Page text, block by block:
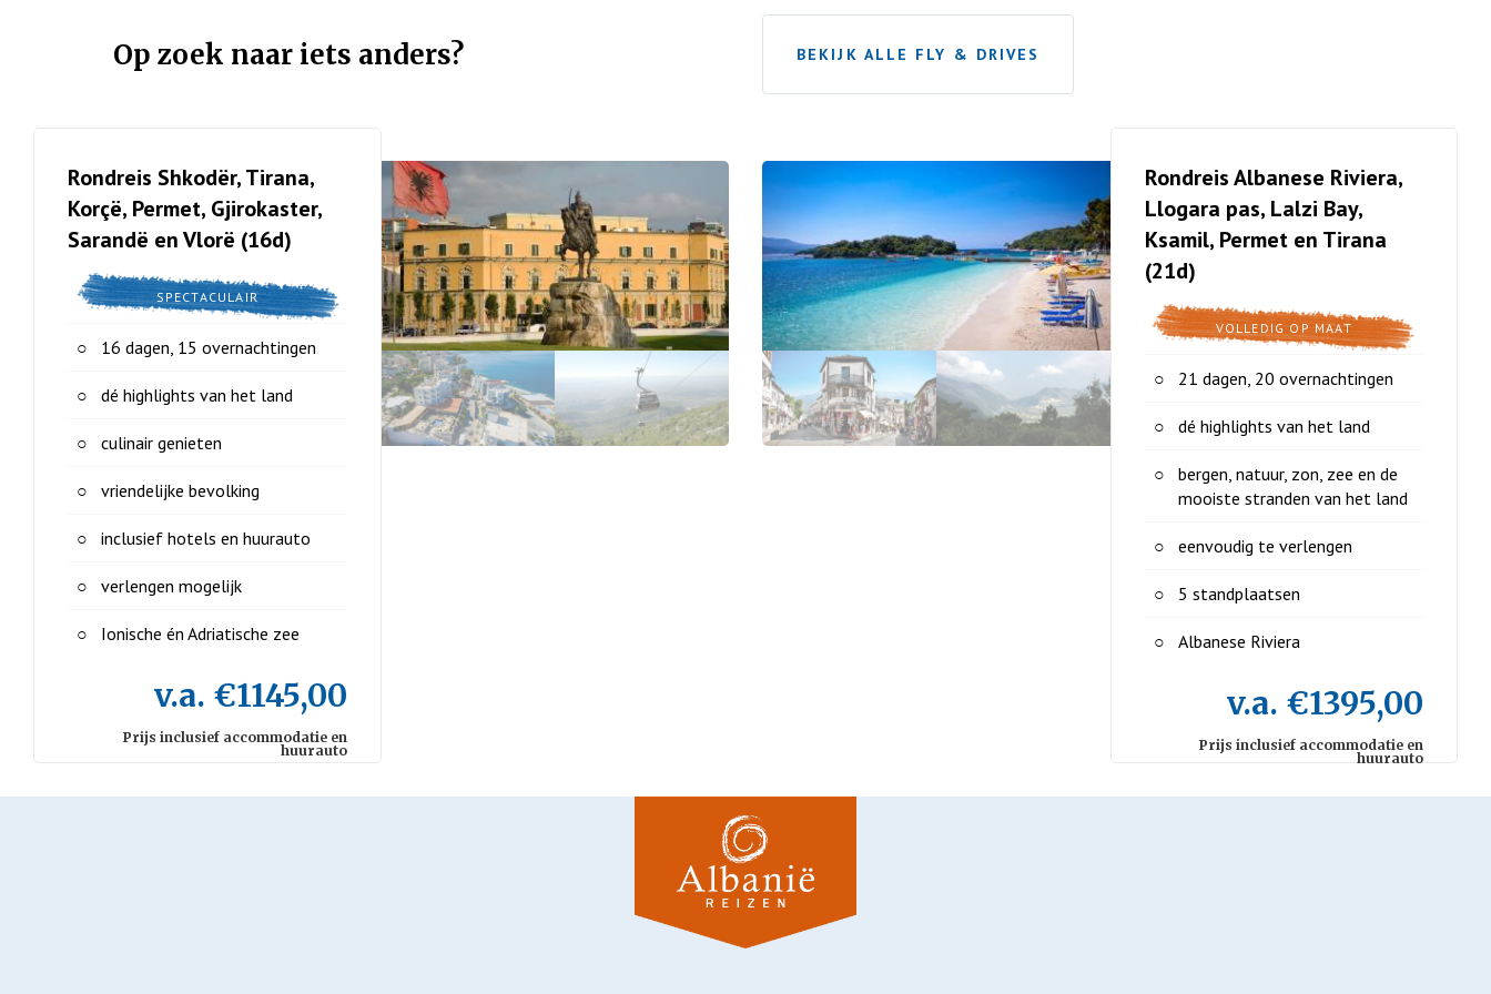
Op zoek naar iets anders? BEKIJK ALLE FLY & DRIVES
Rondreis Shkodër, Tirana,
Korçë, Permet, Gjirokaster,
Sarandë en Vlorë (16d)
SPECTACULAIR
16 dagen, 15 overnachtingen
dé highlights van het land
culinair genieten
vriendelijke bevolking
inclusief hotels en huurauto
verlengen mogelijk
Ionische én Adriatische zee
v.a. €1145,00
Prijs inclusief accommodatie en
huurauto
Rondreis Albanese Riviera,
Llogara pas, Lalzi Bay,
Ksamil, Permet en Tirana
(21d)
VOLLEDIG OP MAAT
21 dagen, 20 overnachtingen
dé highlights van het land
bergen, natuur, zon, zee en de
mooiste stranden van het land
eenvoudig te verlengen
5 standplaatsen
Albanese Riviera
v.a. €1395,00
Prijs inclusief accommodatie en
huurauto